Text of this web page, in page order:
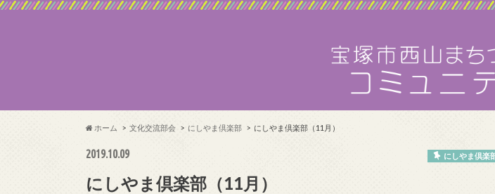
ホーム 文化交流部会 にしやま倶楽部 にしやま倶楽部（11月）
2019.10.09 にしやま倶楽
にしやま倶楽部（11月）